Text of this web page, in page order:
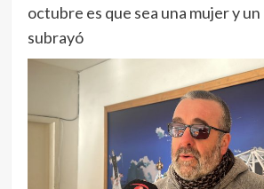
octubre es que sea una mujer y un
subrayó